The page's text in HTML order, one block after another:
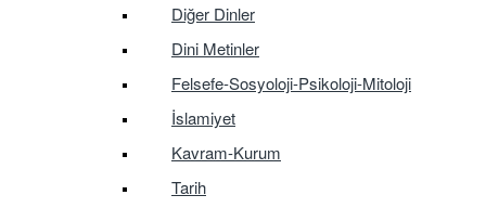
Diğer Dinler
Dini Metinler
Felsefe-Sosyoloji-Psikoloji-Mitoloji
İslamiyet
Kavram-Kurum
Tarih